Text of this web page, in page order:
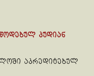
კუდიან
აკრედიტებულ